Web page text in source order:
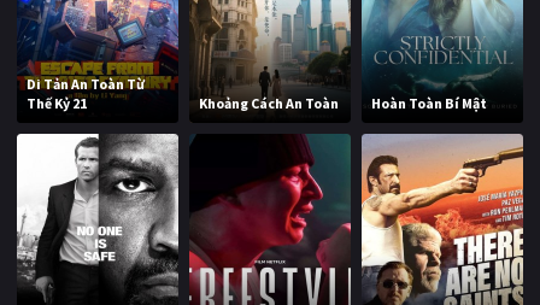
Di Tản An Toàn Từ
Thế Kỷ 21
Khoảng Cách An Toàn Hoàn Toàn Bí Mật